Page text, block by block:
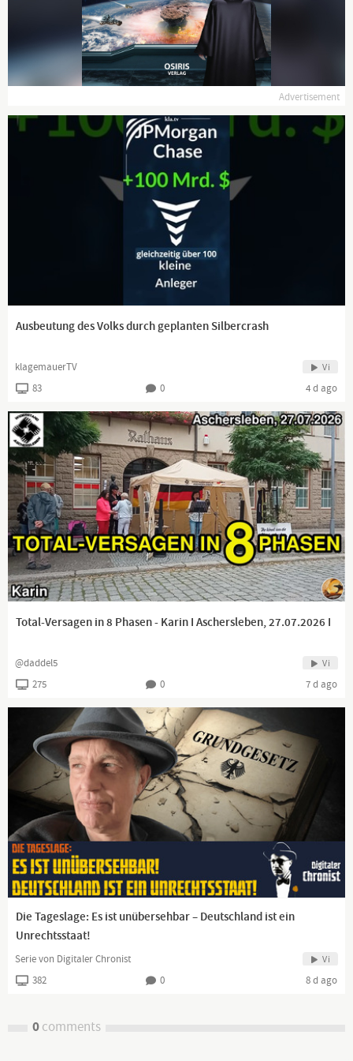
Tägliche News ab 19:45 Uhr aufwww.kla.tv
und ein wenig
später auch hier auf YouTube.
Dranbleiben lohnt sich!
www.kla.tv/news
Advertisement
Ausbeutung des Volks durch geplanten Silbercrash
klagemauerTV Vi
83 0 4 d ago
Total-Versagen in 8 Phasen - Karin I Aschersleben, 27.07.2026 I
@daddel5 Vi
275 0 7 d ago
Die Tageslage: Es ist unübersehbar – Deutschland ist ein
Unrechtsstaat!
Serie von Digitaler Chronist Vi
382 0 8 d ago
0comments